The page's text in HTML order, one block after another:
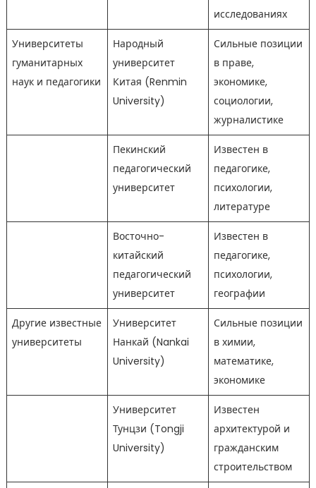
исследованиях
Университеты
гуманитарных
наук и педагогики
Народный
университет
Китая (Renmin
University)
Сильные позиции
в праве,
экономике,
социологии,
журналистике
Пекинский
педагогический
университет
Известен в
педагогике,
психологии,
литературе
Восточно-
китайский
педагогический
университет
Известен в
педагогике,
психологии,
географии
Другие известные
университеты
Университет
Нанкай (Nankai
University)
Сильные позиции
в химии,
математике,
экономике
Университет
Тунцзи (Tongji
University)
Известен
архитектурой и
гражданским
строительством